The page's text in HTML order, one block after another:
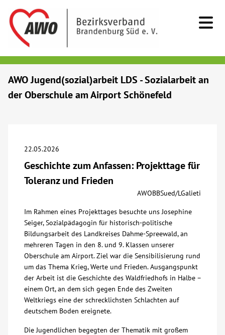
Senioren
Begegnung
Bildung
Über uns
Veranstaltungen
Spenden
Mitmachen
AWO Jugend(sozial)arbeit LDS - Sozialarbeit an
der Oberschule am Airport Schönefeld
22.05.2026
Geschichte zum Anfassen: Projekttage für
Toleranz und Frieden
AWOBBSued/LGalieti
Im Rahmen eines Projekttages besuchte uns Josephine
Seiger, Sozialpädagogin für historisch-politische
Bildungsarbeit des Landkreises Dahme-Spreewald, an
mehreren Tagen in den 8. und 9. Klassen unserer
Oberschule am Airport. Ziel war die Sensibilisierung rund
um das Thema Krieg, Werte und Frieden. Ausgangspunkt
der Arbeit ist die Geschichte des Waldfriedhofs in Halbe –
einem Ort, an dem sich gegen Ende des Zweiten
Weltkriegs eine der schrecklichsten Schlachten auf
deutschem Boden ereignete.
Die Jugendlichen begegten der Thematik mit großem